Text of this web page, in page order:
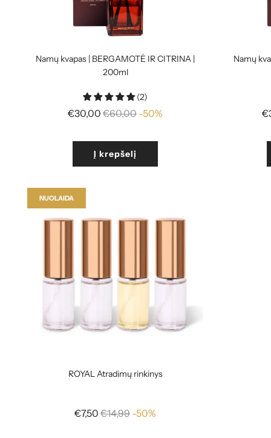
Namų kvapas | BERGAMOTĖ IR CITRINA |
200ml
(2)
€30,00 Reguliari
€60,00 -50%
Į krepšelį
Namų
NUOLAIDA
ROYAL Atradimų rinkinys
€7,50 Reguliari
€14,99 -50%